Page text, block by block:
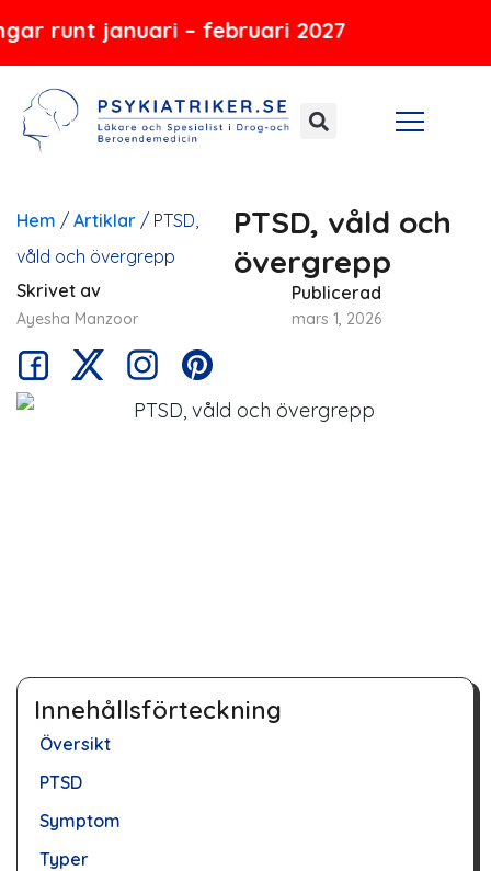
– februari 2027
innehåll
Hem / Artiklar / PTSD,
våld och övergrepp
PTSD, våld och
övergrepp
Skrivet av
Ayesha Manzoor
Publicerad
mars 1, 2026
Innehållsförteckning
Översikt
PTSD
Symptom
Typer